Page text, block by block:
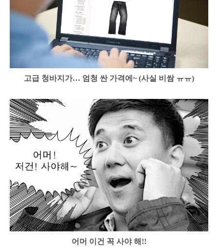
고급 청바지가… 엄청 싼 가격에~ (사실 비쌈 ㅠㅠ)
어머 이건 꼭 사야 해!!